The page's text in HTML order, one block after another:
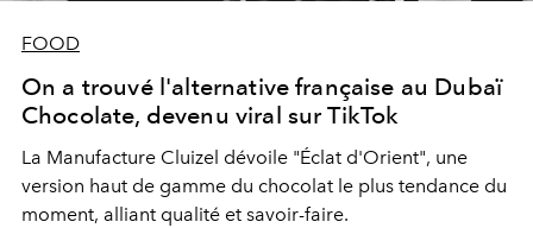
FOOD
On a trouvé l'alternative française au Dubaï
Chocolate, devenu viral sur TikTok
La Manufacture Cluizel dévoile "Éclat d'Orient", une
version haut de gamme du chocolat le plus tendance du
moment, alliant qualité et savoir-faire.